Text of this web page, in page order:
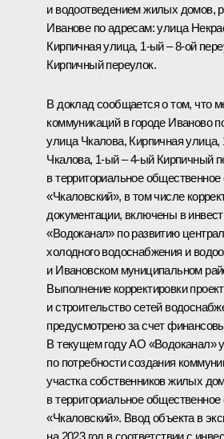
и водоотведением жилых домов,
Иванове по адресам: улица
Кирпичная улица, 1-ый – 8-ой
Кирпичный переулок.
В доклад сообщается о том, что
коммуникаций в городе Иваново
улица Чкалова, Кирпичная улица,
Чкалова, 1-ый – 4-ый Кирпичный
в территориальное
«Чкаловский», в том числе
документации, включены в
«Водоканал» по развитию
холодного водоснабжения и
и Ивановском муниципальном
Выполнение корректировки
и строительство сетей
предусмотрено за счет
В текущем году АО «Водоканал»
по потребности создания
участка собственников жилых
в территориальное
«Чкаловский». Ввод объекта в